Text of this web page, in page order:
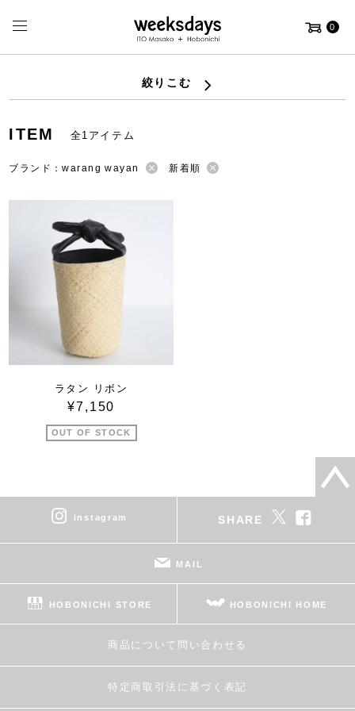
0
絞りこむ
ITEM 全1アイテム
ブランド：warang wayan 新着順
ラタン リボン
¥7,150
OUT OF STOCK
instagram SHARE
MAIL
HOBONICHI STORE HOBONICHI HOME
商品について問い合わせる
特定商取引法に基づく表記